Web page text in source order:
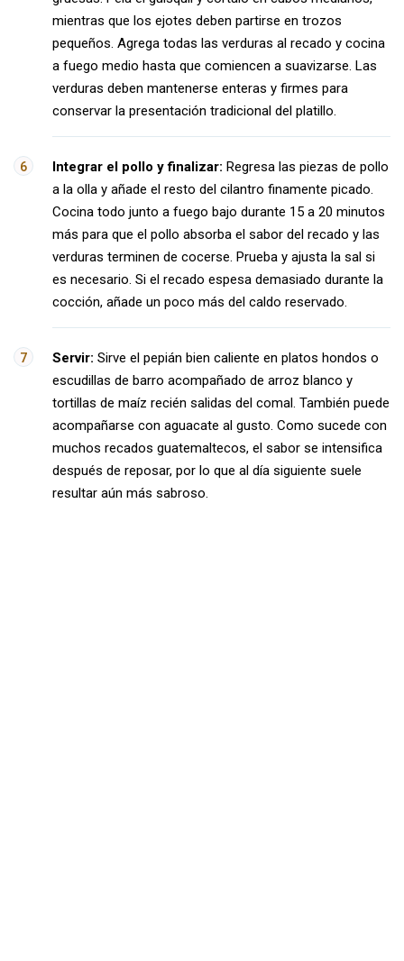
mientras que los ejotes deben partirse en trozos
pequeños. Agrega todas las verduras al recado y cocina
a fuego medio hasta que comiencen a suavizarse. Las
verduras deben mantenerse enteras y firmes para
conservar la presentación tradicional del platillo.
Integrar el pollo y finalizar: Regresa las piezas de pollo
a la olla y añade el resto del cilantro finamente picado.
Cocina todo junto a fuego bajo durante 15 a 20 minutos
más para que el pollo absorba el sabor del recado y las
verduras terminen de cocerse. Prueba y ajusta la sal si
es necesario. Si el recado espesa demasiado durante la
cocción, añade un poco más del caldo reservado.
Servir: Sirve el pepián bien caliente en platos hondos o
escudillas de barro acompañado de arroz blanco y
tortillas de maíz recién salidas del comal. También puede
acompañarse con aguacate al gusto. Como sucede con
muchos recados guatemaltecos, el sabor se intensifica
después de reposar, por lo que al día siguiente suele
resultar aún más sabroso.